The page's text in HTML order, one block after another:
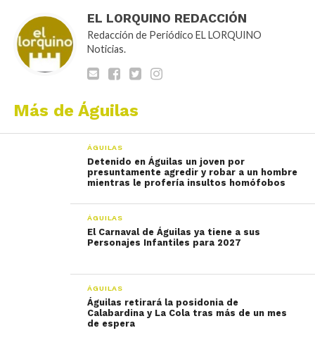
EL LORQUINO REDACCIÓN
Redacción de Periódico EL LORQUINO
Noticias.
Más de Águilas
ÁGUILAS
Detenido en Águilas un joven por
presuntamente agredir y robar a un hombre
mientras le profería insultos homófobos
ÁGUILAS
El Carnaval de Águilas ya tiene a sus
Personajes Infantiles para 2027
ÁGUILAS
Águilas retirará la posidonia de
Calabardina y La Cola tras más de un mes
de espera